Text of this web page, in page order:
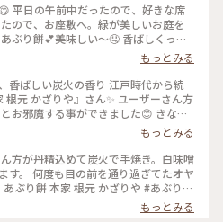
平日の午前中だったので、好きな席
ので、お座敷へ。緑が美しいお庭を
ぶり餅💕美味しい〜🤤 香ばしくっ
すね♪ 番茶と頂いて、小腹も満たされ
もっとみる
香ばしい炭火の香り 江戸時代から続
根元 かざりや』さん✨ ユーザーさん方
お邪魔する事ができました😊 きな粉
ズのお餅を竹串に刺し 炭火で丁寧に
餅。 お店の方が次々とお餅を焼く姿
びながら見入ってしまいました。 丁
ろりと絡む白味噌のタレ。 ひとくち
くて優しい甘さが 本当に美味しくて
笑） 屋根の上では、お多福さん姿の
てました♡ ・ 今宮神社の東門参道
もっとみる
方が丹精込めて炭火で手焼き。白味噌
す。 何度も目の前を通り過ぎてたオヤ
ぶり餅 本家 根元 かざりや #あぶり餅
もっとみる